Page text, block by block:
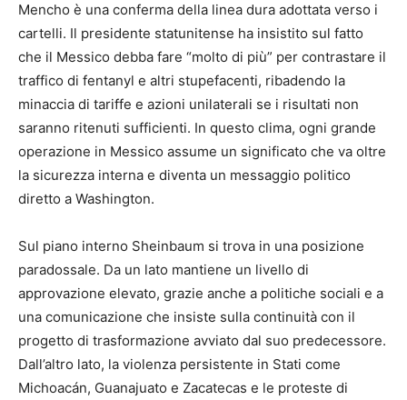
Mencho è una conferma della linea dura adottata verso i
cartelli. Il presidente statunitense ha insistito sul fatto
che il Messico debba fare “molto di più” per contrastare il
traffico di fentanyl e altri stupefacenti, ribadendo la
minaccia di tariffe e azioni unilaterali se i risultati non
saranno ritenuti sufficienti. In questo clima, ogni grande
operazione in Messico assume un significato che va oltre
la sicurezza interna e diventa un messaggio politico
diretto a Washington.
Sul piano interno Sheinbaum si trova in una posizione
paradossale. Da un lato mantiene un livello di
approvazione elevato, grazie anche a politiche sociali e a
una comunicazione che insiste sulla continuità con il
progetto di trasformazione avviato dal suo predecessore.
Dall’altro lato, la violenza persistente in Stati come
Michoacán, Guanajuato e Zacatecas e le proteste di